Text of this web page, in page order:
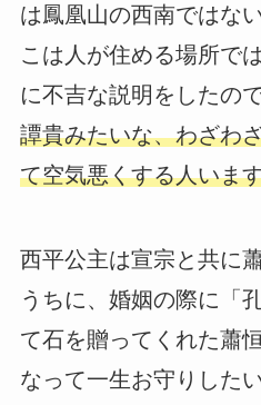
は鳳凰山の西南ではな
こは人が住める場所で
に不吉な説明をしたの
譚貴みたいな、わざわ
て空気悪くする人いま
西平公主は宣宗と共に
うちに、婚姻の際に「
て石を贈ってくれた蕭
なって一生お守りした